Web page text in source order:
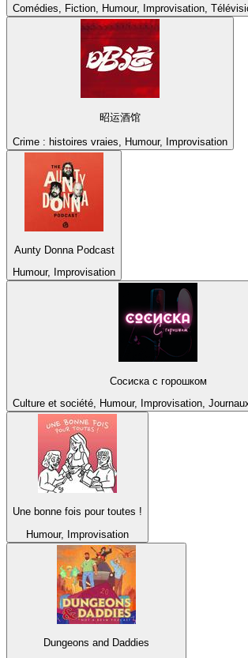
Comédies, Fiction, Humour, Improvisation,
昭运酒馆
Crime : histoires vraies, Humour, Improvisation
Aunty Donna Podcast
Humour, Improvisation
Сосиска с горошком
Culture et société, Humour, Improvisation,
Une bonne fois pour toutes !
Humour, Improvisation
Dungeons and Daddies